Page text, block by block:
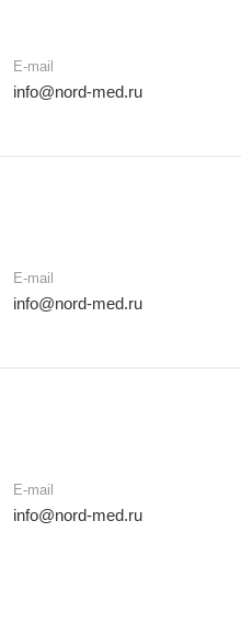
E-mail
info@nord-med.ru
E-mail
info@nord-med.ru
E-mail
info@nord-med.ru